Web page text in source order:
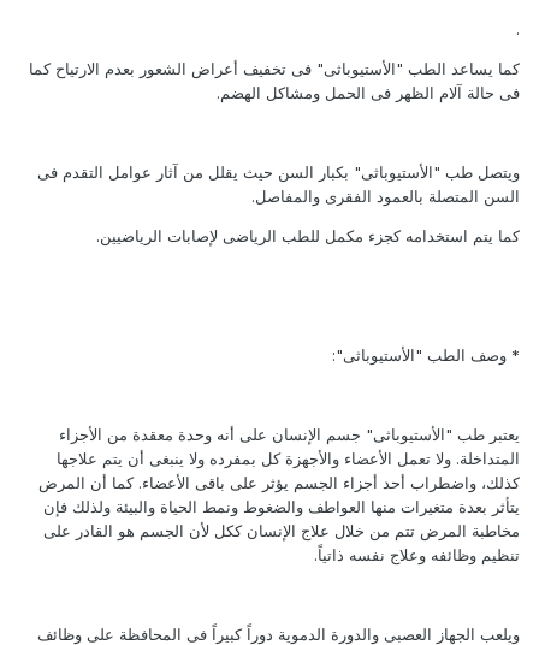
كما يساعد الطب "الأستيوباثى" فى تخفيف أعراض الشعور بعدم الارتياح كما
فى حالة آلام الظهر فى الحمل ومشاكل الهضم.
ويتصل طب "الأستيوباثى" بكبار السن حيث يقلل من آثار عوامل التقدم فى
السن المتصلة بالعمود الفقرى والمفاصل.
كما يتم استخدامه كجزء مكمل للطب الرياضى لإصابات الرياضيين.
* وصف الطب "الأستيوباثى":
يعتبر طب "الأستيوباثى" جسم الإنسان على أنه وحدة معقدة من الأجزاء
المتداخلة. ولا تعمل الأعضاء والأجهزة كل بمفرده ولا ينبغى أن يتم علاجها
كذلك، واضطراب أحد أجزاء الجسم يؤثر على باقى الأعضاء. كما أن المرض
يتأثر بعدة متغيرات منها العواطف والضغوط ونمط الحياة والبيئة ولذلك فإن
مخاطبة المرض تتم من خلال علاج الإنسان ككل لأن الجسم هو القادر على
تنظيم وظائفه وعلاج نفسه ذاتياً.
ويلعب الجهاز العصبى والدورة الدموية دوراً كبيراً فى المحافظة على وظائف